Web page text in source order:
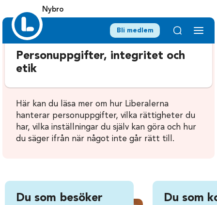
Nybro
Bli medlem
Personuppgifter, integritet och
etik
Här kan du läsa mer om hur Liberalerna
hanterar personuppgifter, vilka rättigheter du
har, vilka inställningar du själv kan göra och hur
du säger ifrån när något inte går rätt till.
Du som besöker
Du som